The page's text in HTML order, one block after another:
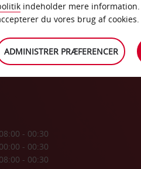
08:00 - 00:30
00:00 - 00:30
08:00 - 00:30
indeholder mere information.
du vores brug af cookies.
ADMINISTRER PRÆFERENCER